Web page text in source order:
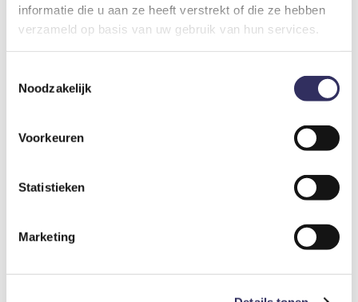
informatie die u aan ze heeft verstrekt of die ze hebben
verzameld op basis van uw gebruik van hun services.
Noodzakelijk
Voorkeuren
Statistieken
Marketing
Toeristenbelasting
Per persoon per nacht
€ 0,95
Reserveringskosten
€ 15,-
Bedlinnen
€ 12,50
€ 4,-